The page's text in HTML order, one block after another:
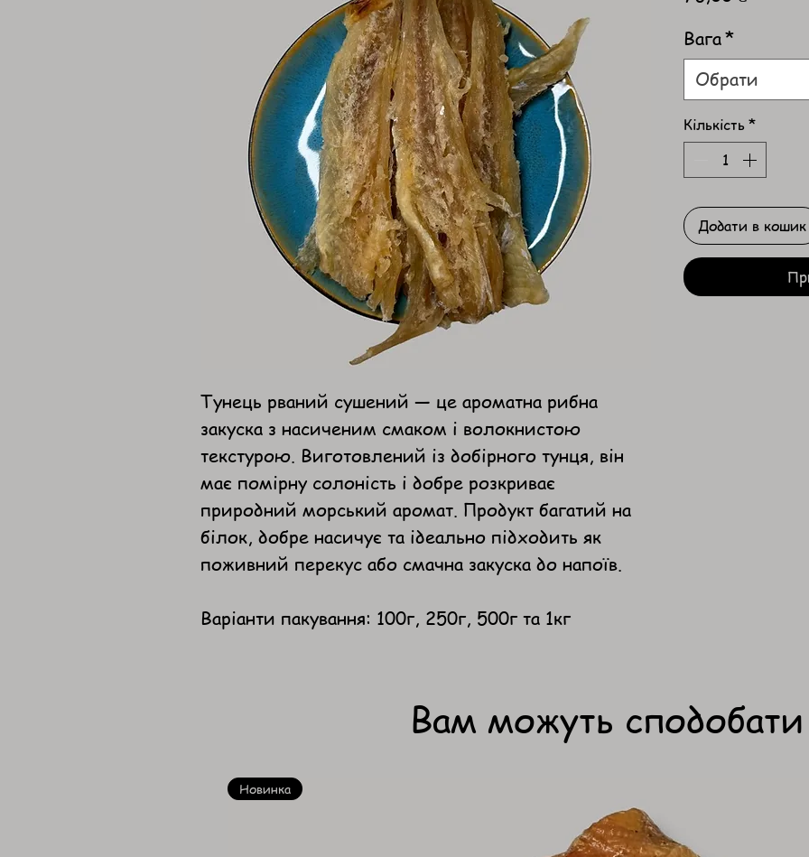
Тунець рваний сушений — це ароматна рибна
закуска з насиченим смаком і волокнистою
текстурою. Виготовлений із добірного тунця, він
має помірну солоність і добре розкриває
природний морський аромат. Продукт багатий на
білок, добре насичує та ідеально підходить як
поживний перекус або смачна закуска до напоїв.
Варіанти пакування: 100г, 250г, 500г та 1кг
Вага*
Обрати
Кількість*
Додати в кошик
Вам можуть сподобати
Новинка